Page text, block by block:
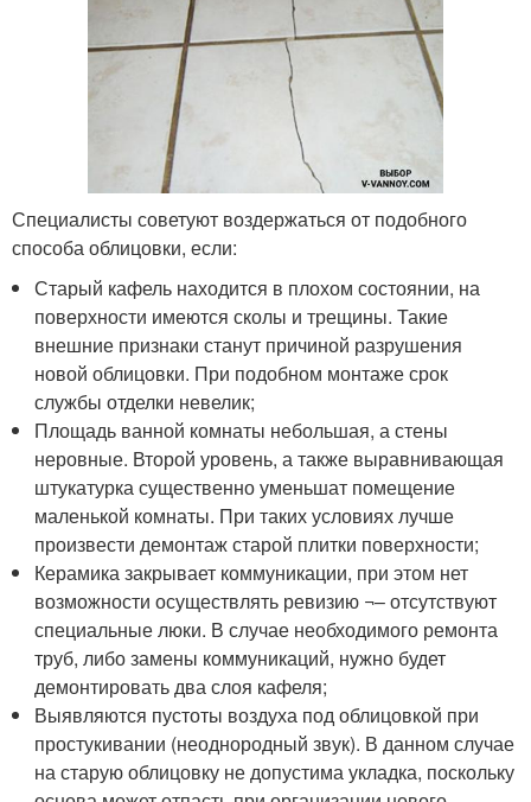
Специалисты советуют воздержаться от подобного
способа облицовки, если:
Старый кафель находится в плохом состоянии, на
поверхности имеются сколы и трещины. Такие
внешние признаки станут причиной разрушения
новой облицовки. При подобном монтаже срок
службы отделки невелик;
Площадь ванной комнаты небольшая, а стены
неровные. Второй уровень, а также выравнивающая
штукатурка существенно уменьшат помещение
маленькой комнаты. При таких условиях лучше
произвести демонтаж старой плитки поверхности;
Керамика закрывает коммуникации, при этом нет
возможности осуществлять ревизию ¬– отсутствуют
специальные люки. В случае необходимого ремонта
труб, либо замены коммуникаций, нужно будет
демонтировать два слоя кафеля;
Выявляются пустоты воздуха под облицовкой при
простукивании (неоднородный звук). В данном случае
на старую облицовку не допустима укладка, поскольку